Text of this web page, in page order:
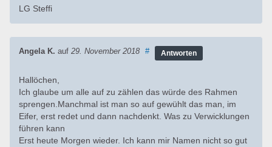
LG Steffi
Angela K. auf 29. November 2018 # Antworten
Hallöchen,
Ich glaube um alle auf zu zählen das würde des Rahmen
sprengen.Manchmal ist man so auf gewühlt das man, im
Eifer, erst redet und dann nachdenkt. Was zu Verwicklungen
führen kann
Erst heute Morgen wieder. Ich kann mir Namen nicht so gut